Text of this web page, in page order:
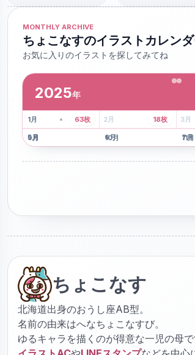
MONTHLY ARCHIVE
ちょこなすのイラストカレン
お気に入りのイラストを探してみてね
2025年
1月 2枚 2月 3月
5月
41枚
6月
13枚
7月
9月
63枚
10月
18枚
11月
ちょこなす
北海道出身のおうし座AB型。
名前の由来はへなちょこなすび。
ゆるキャラを描くのが得意な一児の母で